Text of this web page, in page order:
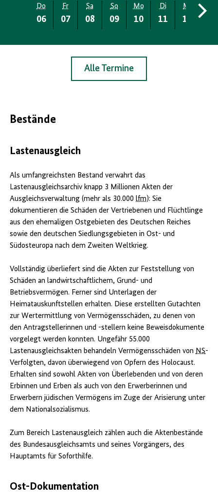
Do
06
Fr
07
Sa
08
So
09
Mo
10
Di
11
Mi
12
Alle Termine
Bestände
Lastenausgleich
Als umfangreichsten Bestand verwahrt das
Lastenausgleichsarchiv knapp 3 Millionen Akten der
Ausgleichsverwaltung (mehr als 30.000 lfm): Sie
dokumentieren die Schäden der Vertriebenen und Flüchtlinge
aus den ehemaligen Ostgebieten des Deutschen Reiches
sowie den deutschen Siedlungsgebieten in Ost- und
Südosteuropa nach dem Zweiten Weltkrieg.
Vollständig überliefert sind die Akten zur Feststellung von
Schäden an landwirtschaftlichem, Grund- und
Betriebsvermögen. Ferner sind Unterlagen der
Heimatauskunftstellen erhalten. Diese erstellten Gutachten
zur Wertermittlung von Vermögensschäden, zu denen von
den Antragstellerinnen und -stellern keine Beweisdokumente
vorgelegt werden konnten. Ungefähr 55.000
Lastenausgleichsakten behandeln Vermögensschäden von NS-
Verfolgten, davon überwiegend von Opfern des Holocaust.
Erhalten sind sowohl Akten von Überlebenden und von deren
Erbinnen und Erben als auch von den Erwerberinnen und
Erwerbern jüdischen Vermögens im Zuge der Arisierung unter
dem Nationalsozialismus.
Zum Bereich Lastenausgleich zählen auch die Aktenbestände
des Bundesausgleichsamts und seines Vorgängers, des
Hauptamts für Soforthilfe.
Ost-Dokumentation